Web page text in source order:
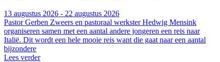
13 augustus 2026 - 22 augustus 2026
Pastor Gerben Zweers en pastoraal werkster Hedwig Mensink
organiseren samen met een aantal andere jongeren een reis naar
Italië. Dit wordt een hele mooie reis want die gaat naar een aantal
bijzondere
Lees verder